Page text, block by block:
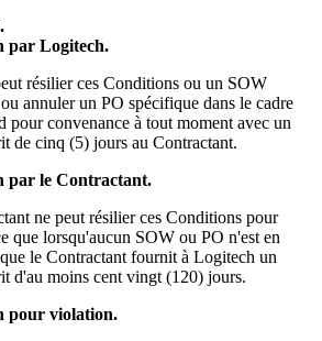
par Logitech.
résilier ces Conditions ou un SOW
annuler un PO spécifique dans le cadre
pour convenance à tout moment avec un
de cinq (5) jours au Contractant.
par le Contractant.
ne peut résilier ces Conditions pour
que lorsqu'aucun SOW ou PO n'est en
le Contractant fournit à Logitech un
d'au moins cent vingt (120) jours.
pour violation.